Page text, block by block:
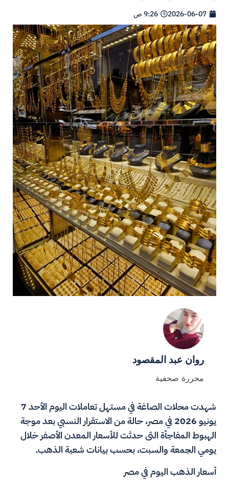
2026-06-07 9:26 ص
روان عبد المقصود
محررة صحفية
شهدت محلات الصاغة في مستهل تعاملات اليوم الأحد 7
يونيو 2026 في مصر، حالة من الاستقرار النسبي بعد موجة
الهبوط المفاجأة التى حدثت للأسعار المعدن الأصفر خلال
يومي الجمعة والسبت، بحسب بيانات شعبة الذهب.
أسعار الذهب اليوم في مصر